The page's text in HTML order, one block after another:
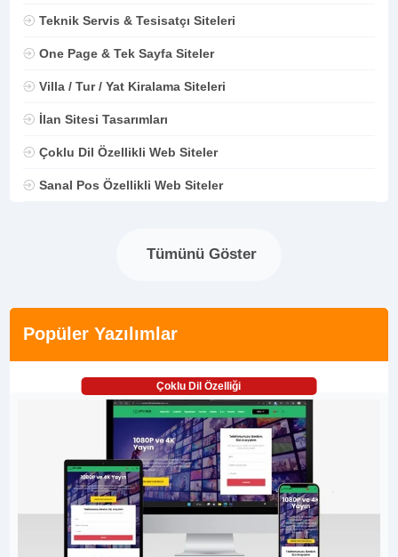
Teknik Servis & Tesisatçı Siteleri
One Page & Tek Sayfa Siteler
Villa / Tur / Yat Kiralama Siteleri
İlan Sitesi Tasarımları
Çoklu Dil Özellikli Web Siteler
Sanal Pos Özellikli Web Siteler
Tümünü Göster
Popüler Yazılımlar
Çoklu Dil Özelliği